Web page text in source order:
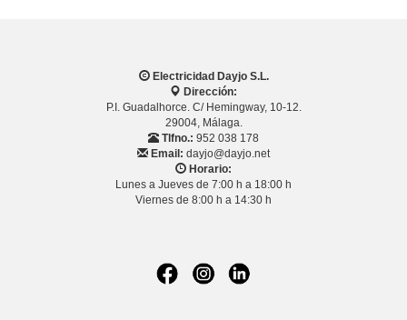
Electricidad Dayjo S.L.
Dirección:
P.I. Guadalhorce. C/ Hemingway, 10-12.
29004, Málaga.
Tlfno.: 952 038 178
Email: dayjo@dayjo.net
Horario:
Lunes a Jueves de 7:00 h a 18:00 h
Viernes de 8:00 h a 14:30 h